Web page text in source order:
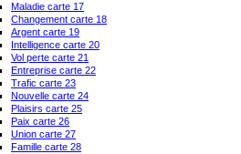
Maladie carte 17
Changement carte 18
Argent carte 19
Intelligence carte 20
Vol perte carte 21
Entreprise carte 22
Trafic carte 23
Nouvelle carte 24
Plaisirs carte 25
Paix carte 26
Union carte 27
Famille carte 28